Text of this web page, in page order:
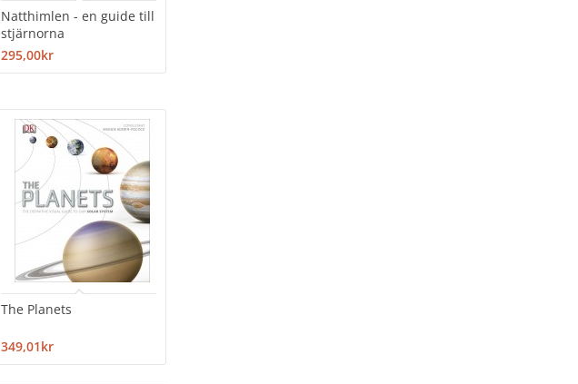
Natthimlen - en guide till
stjärnorna
295,00kr
The Planets
349,01kr